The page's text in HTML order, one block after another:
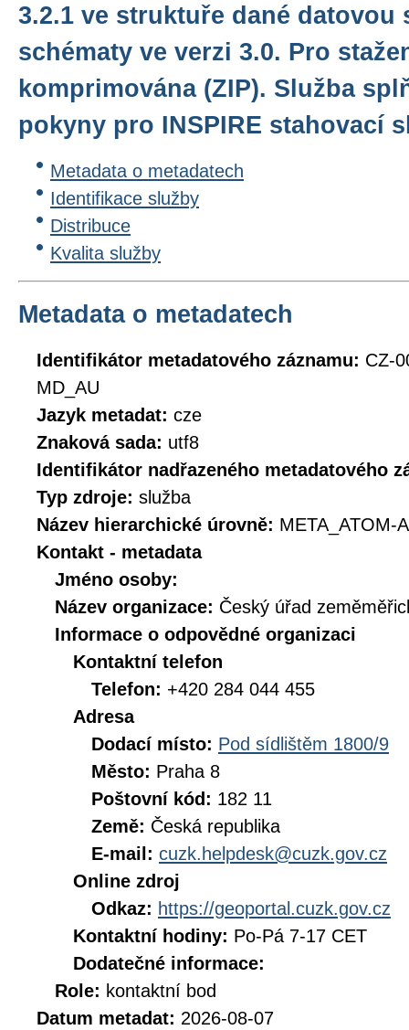
3.2.1 ve struktuře dané datovou
schématy ve verzi 3.0. Pro
komprimována (ZIP). Služba
pokyny pro INSPIRE stahovací
Metadata o metadatech
Identifikace služby
Distribuce
Kvalita služby
Metadata o metadatech
Identifikátor metadatového záznamu: CZ-
MD_AU
Jazyk metadat: cze
Znaková sada: utf8
Identifikátor nadřazeného metadatového
Typ zdroje: služba
Název hierarchické úrovně: META_ATOM-
Kontakt - metadata
Jméno osoby:
Název organizace: Český úřad
Informace o odpovědné organizaci
Kontaktní telefon
Telefon: +420 284 044 455
Adresa
Dodací místo: Pod sídlištěm 1800/9
Město: Praha 8
Poštovní kód: 182 11
Země: Česká republika
E-mail: cuzk.helpdesk@cuzk.gov.cz
Online zdroj
Odkaz: https://geoportal.cuzk.gov.cz
Kontaktní hodiny: Po-Pá 7-17 CET
Dodatečné informace:
Role: kontaktní bod
Datum metadat: 2026-08-07